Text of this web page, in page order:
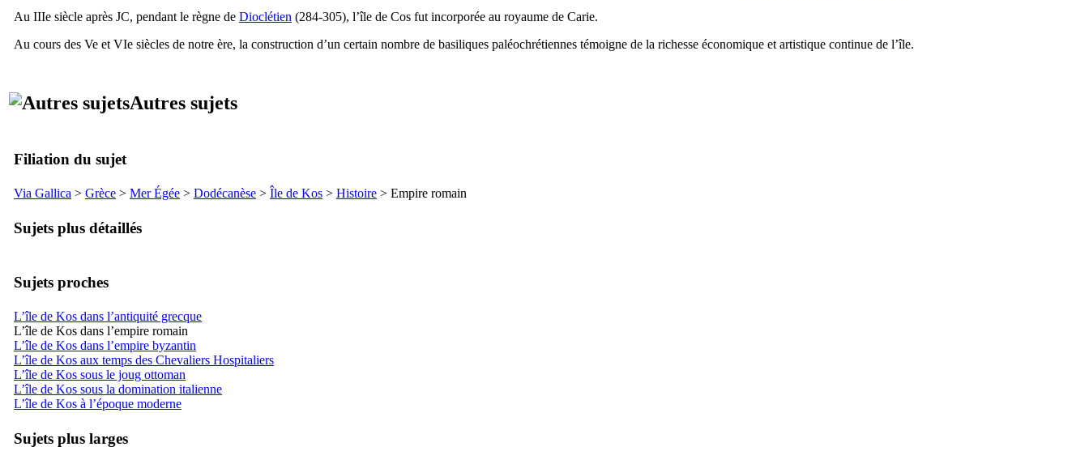
Au IIIe siècle après JC, pendant le règne de Dioclétien (284-305), l’île de Cos fut incorporée au royaume de Carie.
Au cours des Ve et VIe siècles de notre ère, la construction d’un certain nombre de basiliques paléochrétiennes témoigne de la richesse économique et artistique continue de l’île.
Autres sujets
Filiation du sujet
Via Gallica > Grèce > Mer Égée > Dodécanèse > Île de Kos > Histoire > Empire romain
Sujets plus détaillés
Sujets proches
L’île de Kos dans l’antiquité grecque
L’île de Kos dans l’empire romain
L’île de Kos dans l’empire byzantin
L’île de Kos aux temps des Chevaliers Hospitaliers
L’île de Kos sous le joug ottoman
L’île de Kos sous la domination italienne
L’île de Kos à l’époque moderne
Sujets plus larges